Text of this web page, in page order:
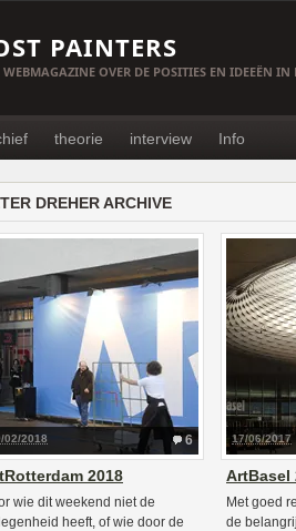
PAINTERS
WEBMAGAZINE OVER DE POSITIES EN IDEEËN IN
theorie interview Info
DREHER ARCHIVE
6
02/2018
2018
wie dit weekend niet de
heeft, of wie door de
17/06/2017
ArtBasel
Met goed
de